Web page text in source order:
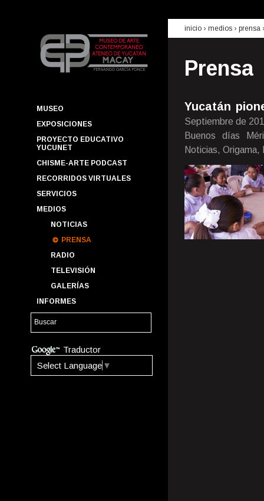
MUSEO
EXPOSICIONES
PROYECTO EDUCATIVO
YUCUNET
CHISME-ARTE PODCAST
RECORRIDOS VIRTUALES
SERVICIOS
MEDIOS
NOTICIAS
PRENSA
RADIO
TELEVISIÓN
GALERÍAS
INFORMES
Traductor
Select Language ▼
inicio › medios › prensa
Prensa
Yucatán
Septiembre de
Buenos días
Noticias,